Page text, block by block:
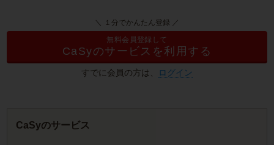
＼ １分でかんたん登録 ／
無料会員登録して
CaSyのサービスを利用する
すでに会員の方は、 ログイン
CaSyのサービス